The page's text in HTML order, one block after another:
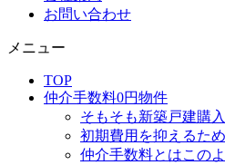
お問い合わせ
メニュー
TOP
仲介手数料0円物件
そもそも新築戸建購
初期費用を抑えるた
仲介手数料とはこの